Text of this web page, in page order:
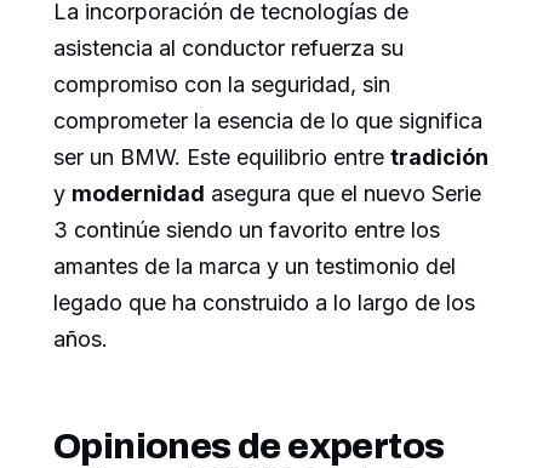
La incorporación de tecnologías de
asistencia al conductor refuerza su
compromiso con la seguridad, sin
comprometer la esencia de lo que significa
ser un BMW. Este equilibrio entre tradición
y modernidad asegura que el nuevo Serie
3 continúe siendo un favorito entre los
amantes de la marca y un testimonio del
legado que ha construido a lo largo de los
años.
Opiniones de expertos